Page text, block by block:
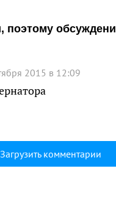
поэтому
2015 в 12:09
Загрузить комментарии